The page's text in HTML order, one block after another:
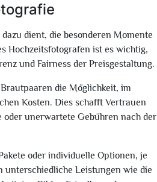
dient, die besonderen Momente
Hochzeitsfotografen ist es wichtig,
und Fairness der Preisgestaltung.
die Möglichkeit, im
Kosten. Dies schafft Vertrauen
unerwartete Gebühren nach der
oder individuelle Optionen, je
unterschiedliche Leistungen wie die